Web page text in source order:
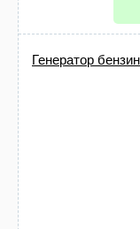
Генератор